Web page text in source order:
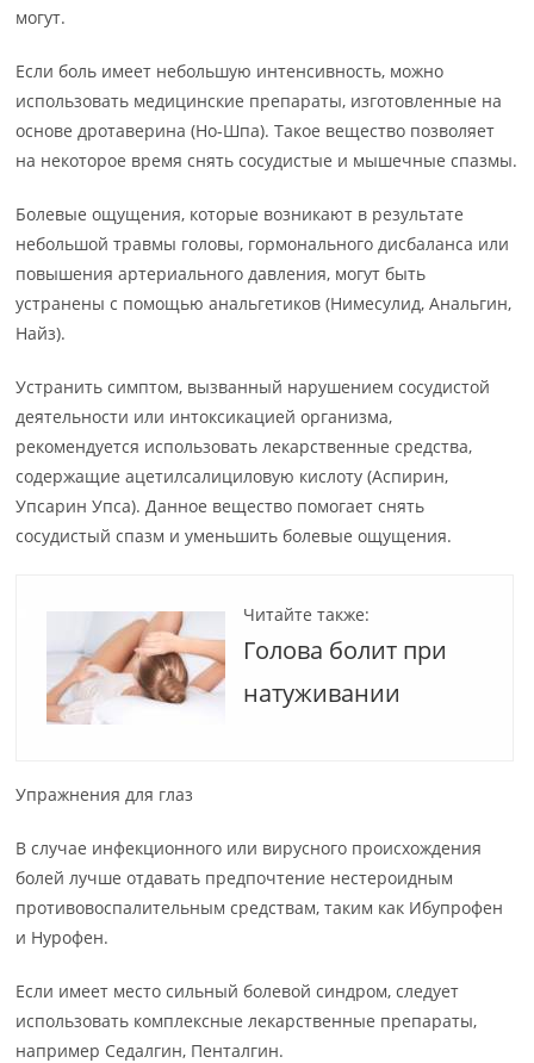
могут.
Если боль имеет небольшую интенсивность, можно
использовать медицинские препараты, изготовленные на
основе дротаверина (Но-Шпа). Такое вещество позволяет
на некоторое время снять сосудистые и мышечные спазмы.
Болевые ощущения, которые возникают в результате
небольшой травмы головы, гормонального дисбаланса или
повышения артериального давления, могут быть
устранены с помощью анальгетиков (Нимесулид, Анальгин,
Найз).
Устранить симптом, вызванный нарушением сосудистой
деятельности или интоксикацией организма,
рекомендуется использовать лекарственные средства,
содержащие ацетилсалициловую кислоту (Аспирин,
Упсарин Упса). Данное вещество помогает снять
сосудистый спазм и уменьшить болевые ощущения.
Читайте также:
Голова болит при
натуживании
Упражнения для глаз
В случае инфекционного или вирусного происхождения
болей лучше отдавать предпочтение нестероидным
противовоспалительным средствам, таким как Ибупрофен
и Нурофен.
Если имеет место сильный болевой синдром, следует
использовать комплексные лекарственные препараты,
например Седалгин, Пенталгин.